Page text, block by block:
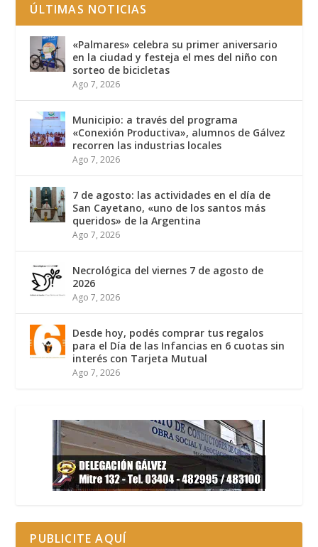
ÚLTIMAS NOTICIAS
«Palmares» celebra su primer aniversario
en la ciudad y festeja el mes del niño con
sorteo de bicicletas
Ago 7, 2026
Municipio: a través del programa
«Conexión Productiva», alumnos de Gálvez
recorren las industrias locales
Ago 7, 2026
7 de agosto: las actividades en el día de
San Cayetano, «uno de los santos más
queridos» de la Argentina
Ago 7, 2026
Necrológica del viernes 7 de agosto de
2026
Ago 7, 2026
Desde hoy, podés comprar tus regalos
para el Día de las Infancias en 6 cuotas sin
interés con Tarjeta Mutual
Ago 7, 2026
PUBLICITE AQUÍ